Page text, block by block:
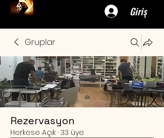
Giriş
Gruplar
Rezervasyon
Herkese Açık · 33 üye